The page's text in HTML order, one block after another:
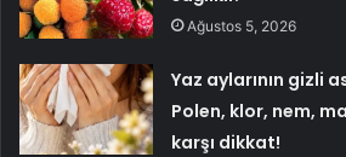
Ağustos 5, 2026
Yaz aylarının gizli
Polen, klor, nem,
karşı dikkat!